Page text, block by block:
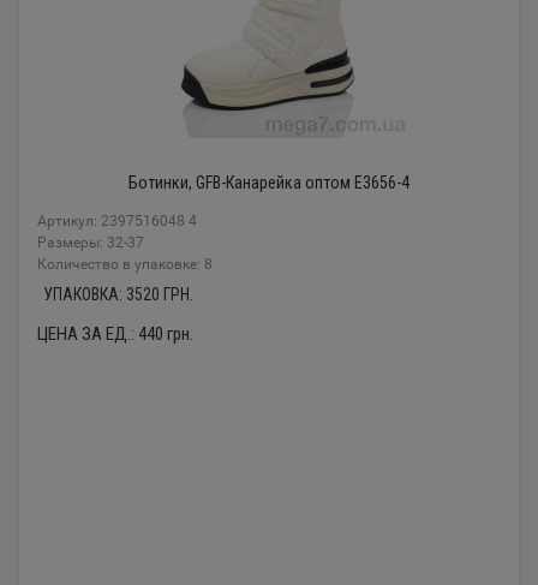
Ботинки, GFB-Канарейка оптом E3656-4
Артикул: 2397516048 4
Размеры: 32-37
Количество в упаковке: 8
УПАКОВКА: 3520 ГРН.
ЦЕНА ЗА ЕД.: 440 грн.